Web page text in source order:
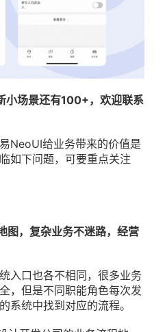
场景还有100+，欢迎联系
NeoUI给业务带来的价值是
如下问题，可要重点关注
图，复杂业务不迷路，经营
入口也各不相同，很多业务
，但是不同职能角色每次发
系统中找到对应的流程。